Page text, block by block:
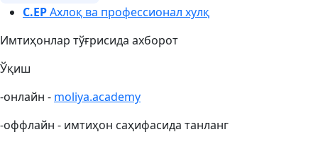
C.EPАхлоқ ва профессионал хулқ
Имтиҳонлар тўғрисида ахборот
Ўқиш
-онлайн - moliya.academy
-оффлайн - имтиҳон саҳифасида танланг